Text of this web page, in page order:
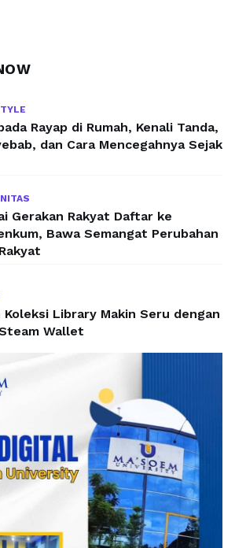
Rayap di Rumah, Kenali Tanda,
dan Cara Mencegahnya Sejak
Gerakan Rakyat Daftar ke
Bawa Semangat Perubahan
Koleksi Library Makin Seru dengan
Wallet